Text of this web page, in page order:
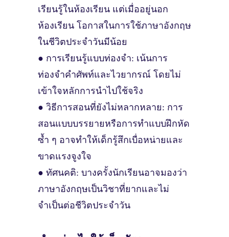
เรียนรู้ในห้องเรียน แต่เมื่ออยู่นอก
ห้องเรียน โอกาสในการใช้ภาษาอังกฤษ
ในชีวิตประจำวันมีน้อย
● การเรียนรู้แบบท่องจำ: เน้นการ
ท่องจำคำศัพท์และไวยากรณ์ โดยไม่
เข้าใจหลักการนำไปใช้จริง
● วิธีการสอนที่ยังไม่หลากหลาย: การ
สอนแบบบรรยายหรือการทำแบบฝึกหัด
ซ้ำ ๆ อาจทำให้เด็กรู้สึกเบื่อหน่ายและ
ขาดแรงจูงใจ
● ทัศนคติ: บางครั้งนักเรียนอาจมองว่า
ภาษาอังกฤษเป็นวิชาที่ยากและไม่
จำเป็นต่อชีวิตประจำวัน